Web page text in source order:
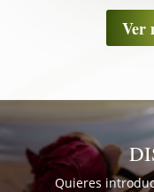
Ver
Quieres